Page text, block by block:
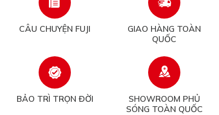
CÂU CHUYỆN FUJI
GIAO HÀNG TOÀN
QUỐC
BẢO TRÌ TRỌN ĐỜI
SHOWROOM PHỦ
SÓNG TOÀN QUỐC